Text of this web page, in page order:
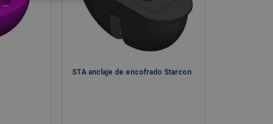
STA anclaje de encofrado Starcon